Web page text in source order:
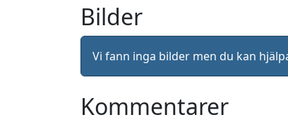
Bilder
Vi fann inga bilder men du kan
Kommentarer